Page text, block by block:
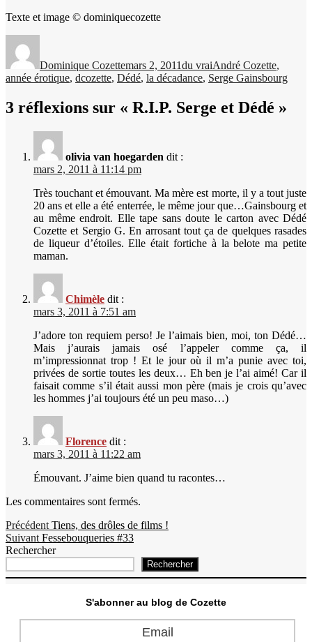
Texte et image © dominiquecozette
Dominique Cozettemars 2, 2011du vraiAndré Cozette,
année érotique, dcozette, Dédé, la décadance, Serge Gainsbourg
3 réflexions sur « R.I.P. Serge et Dédé »
olivia van hoegarden dit :
mars 2, 2011 à 11:14 pm
Très touchant et émouvant. Ma mère est morte, il y a tout juste
20 ans et elle a été enterrée, le même jour que…Gainsbourg et
au même endroit. Elle tape sans doute le carton avec Dédé
Cozette et Sergio G. En arrosant tout ça de quelques rasades
de liqueur d’étoiles. Elle était fortiche à la belote ma petite
maman.
Chimèle dit :
mars 3, 2011 à 7:51 am
J’adore ton requiem perso! Je l’aimais bien, moi, ton Dédé…
Mais j’aurais jamais osé l’appeler comme ça, il
m’impressionnat trop ! Et le jour où il m’a punie avec toi,
privées de sortie toutes les deux… Eh ben je l’ai aimé! Car il
faisait comme s’il était aussi mon père (mais je crois qu’avec
les hommes j’ai toujours été un peu maso…)
Florence dit :
mars 3, 2011 à 11:22 am
Émouvant. J’aime bien quand tu racontes…
Les commentaires sont fermés.
Navigation
de
Précédent Publication
précédente :
Tiens, des drôles de films !
Suivant Publication
suivante :
Fessebouqueries #33
Rechercher
Rechercher
S'abonner au blog de Cozette